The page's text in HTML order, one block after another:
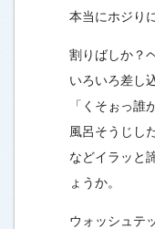
本当にホジり
割りばしか？
いろいろ差し
「くそぉっ誰
風呂そうじし
などイラッと
ょうか。
ウォッシュテ